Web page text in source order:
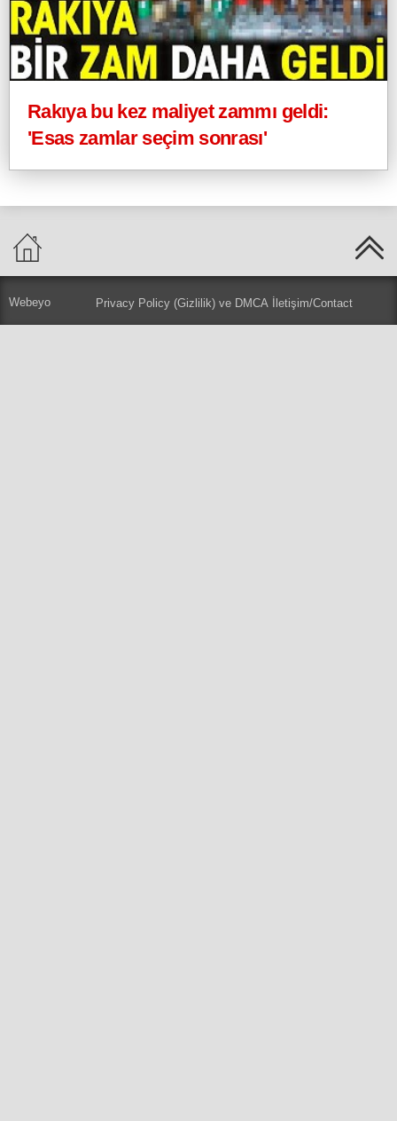
Rakıya bu kez maliyet zammı geldi:
'Esas zamlar seçim sonrası'
Webeyo Privacy Policy (Gizlilik) ve DMCA İletişim/Contact